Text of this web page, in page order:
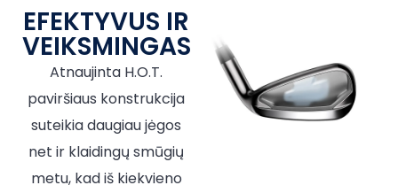
EFEKTYVUS IR
VEIKSMINGAS
Atnaujinta H.O.T.
paviršiaus konstrukcija
suteikia daugiau jėgos
net ir klaidingų smūgių
metu, kad iš kiekvieno